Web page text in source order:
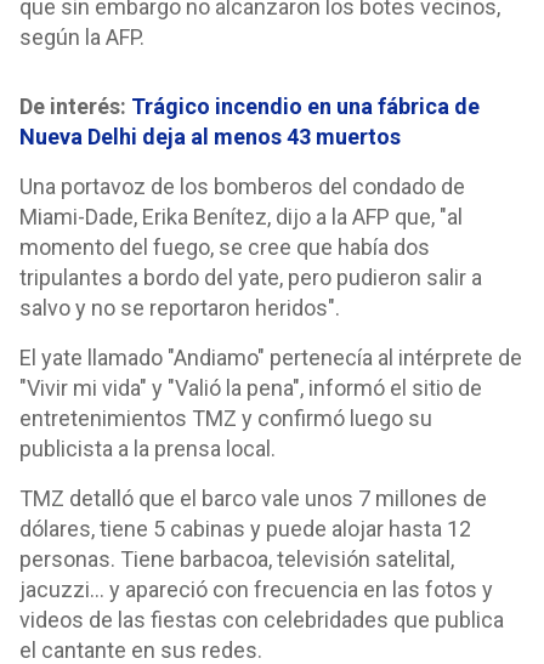
que sin embargo no alcanzaron los botes vecinos,
según la AFP.
De interés: Trágico incendio en una fábrica de
Nueva Delhi deja al menos 43 muertos
Una portavoz de los bomberos del condado de
Miami-Dade, Erika Benítez, dijo a la AFP que, "al
momento del fuego, se cree que había dos
tripulantes a bordo del yate, pero pudieron salir a
salvo y no se reportaron heridos".
El yate llamado "Andiamo" pertenecía al intérprete de
"Vivir mi vida" y "Valió la pena", informó el sitio de
entretenimientos TMZ y confirmó luego su
publicista a la prensa local.
TMZ detalló que el barco vale unos 7 millones de
dólares, tiene 5 cabinas y puede alojar hasta 12
personas. Tiene barbacoa, televisión satelital,
jacuzzi... y apareció con frecuencia en las fotos y
videos de las fiestas con celebridades que publica
el cantante en sus redes.